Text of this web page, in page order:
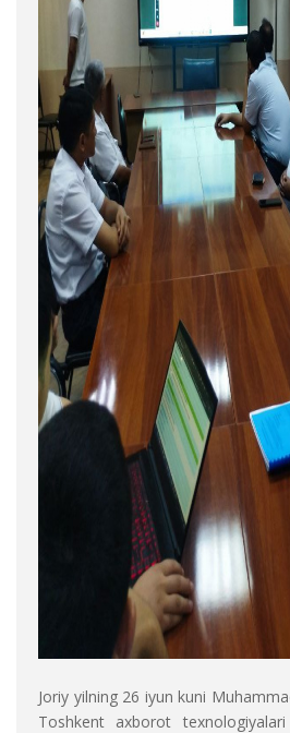
Joriy yilning 26 iyun kuni
Toshkent axborot